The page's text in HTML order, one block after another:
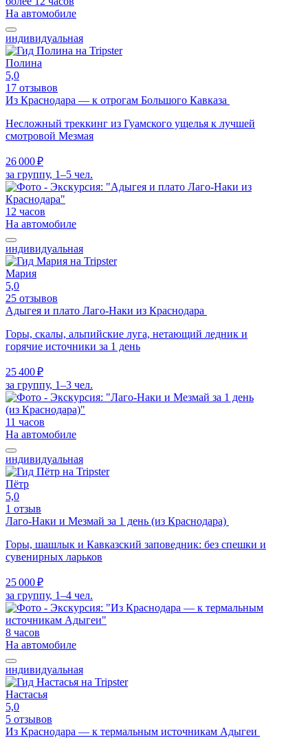
На автомобиле
индивидуальная
Полина
5,0
17 отзывов
Из Краснодара — к отрогам Большого Кавказа
Несложный треккинг из Гуамского ущелья к лучшей
смотровой Мезмая
26 000 ₽
за группу, 1–5 чел.
12 часов
На автомобиле
индивидуальная
Мария
5,0
25 отзывов
Адыгея и плато Лаго-Наки из Краснодара
Горы, скалы, альпийские луга, нетающий ледник и
горячие источники за 1 день
25 400 ₽
за группу, 1–3 чел.
11 часов
На автомобиле
индивидуальная
Пётр
5,0
1 отзыв
Лаго-Наки и Мезмай за 1 день (из Краснодара)
Горы, шашлык и Кавказский заповедник: без спешки и
сувенирных ларьков
25 000 ₽
за группу, 1–4 чел.
8 часов
На автомобиле
индивидуальная
Настасья
5,0
5 отзывов
Из Краснодара — к термальным источникам Адыгеи